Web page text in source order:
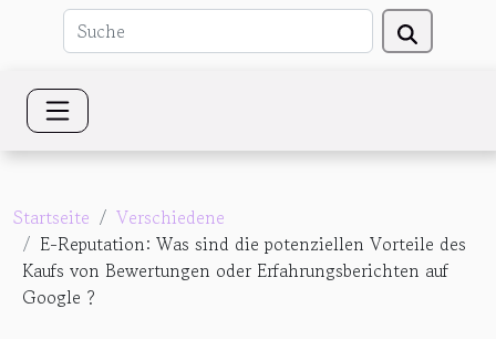
Startseite
Verschiedene
E-Reputation: Was sind die potenziellen Vorteile des
Kaufs von Bewertungen oder Erfahrungsberichten auf
Google ?